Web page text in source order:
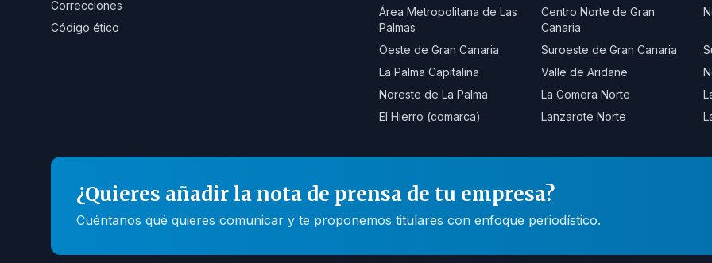
Correcciones
Código ético
Área Metropolitana de Las
Palmas
Centro Norte de Gran
Canaria
Oeste de Gran Canaria Suroeste de Gran Canaria
La Palma Capitalina
Valle de Aridane
Noreste de La Palma
La Gomera Norte
El Hierro (comarca)
Lanzarote Norte
¿Quieres añadir la nota de prensa de tu empresa?
Cuéntanos qué quieres comunicar y te proponemos titulares con enfoque periodístico.